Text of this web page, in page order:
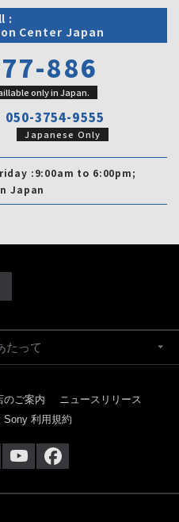
:
Center Japan
886
only in Japan.
050-3754-9555
Japanese Only
:9:00am to 6:00pm;
Japan
たって
のご案内
ニュースリリース
Sony 利用規約